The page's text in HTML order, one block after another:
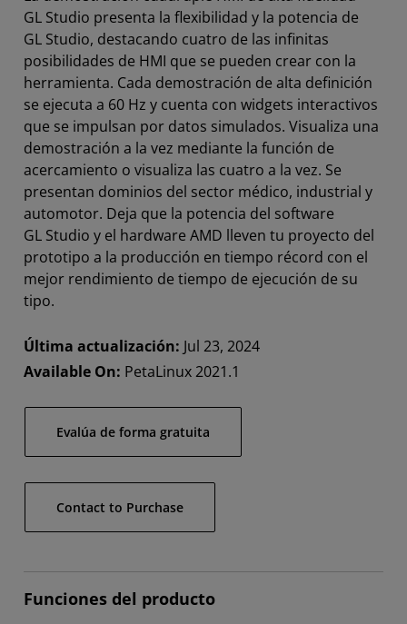
GL Studio presenta la flexibilidad y la potencia de
GL Studio, destacando cuatro de las infinitas
posibilidades de HMI que se pueden crear con la
herramienta. Cada demostración de alta definición
se ejecuta a 60 Hz y cuenta con widgets interactivos
que se impulsan por datos simulados. Visualiza una
demostración a la vez mediante la función de
acercamiento o visualiza las cuatro a la vez. Se
presentan dominios del sector médico, industrial y
automotor. Deja que la potencia del software
GL Studio y el hardware AMD lleven tu proyecto del
prototipo a la producción en tiempo récord con el
mejor rendimiento de tiempo de ejecución de su
tipo.
Última actualización: Jul 23, 2024
Available On: PetaLinux 2021.1
Evalúa de forma gratuita
Contact to Purchase
Funciones del producto